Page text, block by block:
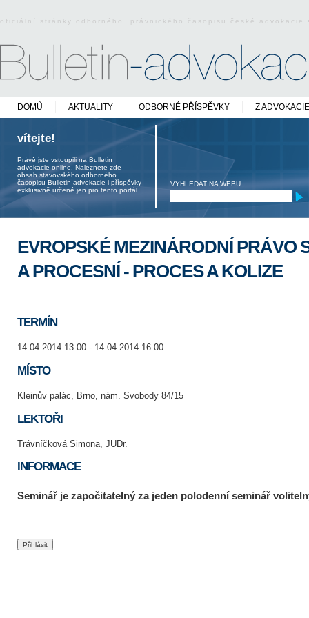
oficiální stránky odborného právnického časopisu české
DOMŮ AKTUALITY ODBORNÉ PŘÍSPĚVKY Z ADVOKACIE
vítejte!
Právě jste vstoupili na Bulletin
advokacie online. Naleznete zde
obsah stavovského odborného
časopisu Bulletin advokacie i příspěvky
exklusivně určené jen pro tento portál.
VYHLEDAT NA WEBU
EVROPSKÉ MEZINÁRODNÍ PRÁVO
A PROCESNÍ - PROCES A KOLIZE
TERMÍN
14.04.2014 13:00 - 14.04.2014 16:00
MÍSTO
Kleinův palác, Brno, nám. Svobody 84/15
LEKTOŘI
Trávníčková Simona, JUDr.
INFORMACE
Seminář je započitatelný za jeden polodenní seminář